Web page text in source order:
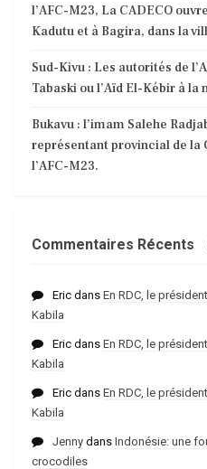
l’AFC-M23, La CADECO
Kadutu et à Bagira, dans la
Sud-Kivu : Les autorités de
Tabaski ou l’Aïd El-Kébir à la
Bukavu : l’imam Salehe
représentant provincial de la
l’AFC-M23.
Commentaires Récents
Eric dans En RDC, le
Kabila
Eric dans En RDC, le
Kabila
Eric dans En RDC, le
Kabila
Jenny dans Indonésie: une
crocodiles